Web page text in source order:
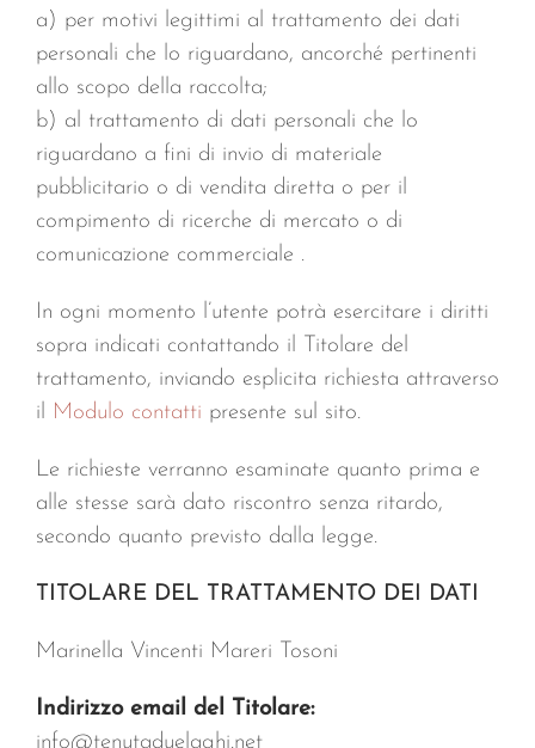
a) per motivi legittimi al trattamento dei dati
personali che lo riguardano, ancorché pertinenti
allo scopo della raccolta;
b) al trattamento di dati personali che lo
riguardano a fini di invio di materiale
pubblicitario o di vendita diretta o per il
compimento di ricerche di mercato o di
comunicazione commerciale .
In ogni momento l’utente potrà esercitare i diritti
sopra indicati contattando il Titolare del
trattamento, inviando esplicita richiesta attraverso
il Modulo contatti presente sul sito.
Le richieste verranno esaminate quanto prima e
alle stesse sarà dato riscontro senza ritardo,
secondo quanto previsto dalla legge.
TITOLARE DEL TRATTAMENTO DEI DATI
Marinella Vincenti Mareri Tosoni
Indirizzo email del Titolare:
info@tenutaduelaghi.net